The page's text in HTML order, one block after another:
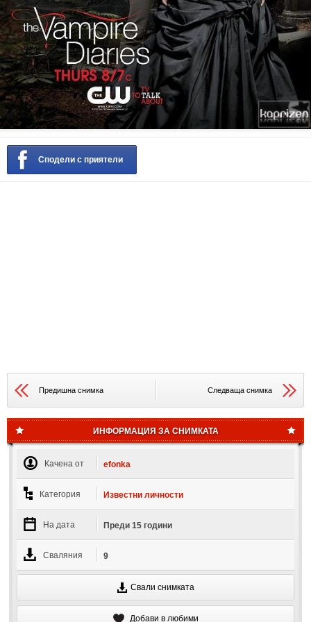
Сподели с приятели
Предишна снимка Следваща снимка
ИНФОРМАЦИЯ ЗА СНИМКАТА
Качена от efonka
Категория Известни личности
На дата Преди 15 години
Сваляния 9
Свали снимката
Добави в любими